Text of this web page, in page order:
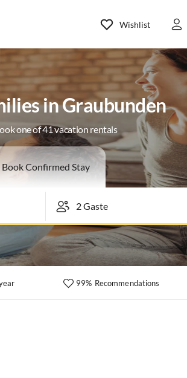
Wishlist
in Graubunden
one of 41 vacation rentals
Book Confirmed Stay
99% Recommendations